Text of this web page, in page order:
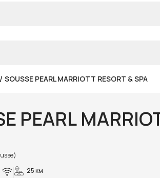
/ SOUSSE PEARL MARRIOTT RESORT & SPA
PEARL
25 км